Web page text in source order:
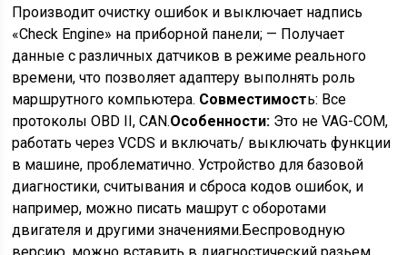
Производит очистку ошибок и выключает надпись
«Check Engine» на приборной панели; — Получает
данные с различных датчиков в режиме реального
времени, что позволяет адаптеру выполнять роль
маршрутного компьютера. Совместимость: Все
протоколы OBD II, CAN.Особенности: Это не VAG-COM,
работать через VCDS и включать/ выключать функции
в машине, проблематично. Устройство для базовой
диагностики, считывания и сброса кодов ошибок, и
например, можно писать машрут с оборотами
двигателя и другими значениями.Беспроводную
версию, можно вставить в диагностический разьем,